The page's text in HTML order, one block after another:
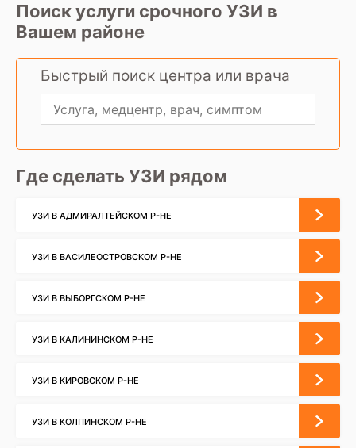
Поиск услуги срочного УЗИ в
Вашем районе
Быстрый поиск центра или врача
Где сделать УЗИ рядом
УЗИ В АДМИРАЛТЕЙСКОМ Р-НЕ
УЗИ В ВАСИЛЕОСТРОВСКОМ Р-НЕ
УЗИ В ВЫБОРГСКОМ Р-НЕ
УЗИ В КАЛИНИНСКОМ Р-НЕ
УЗИ В КИРОВСКОМ Р-НЕ
УЗИ В КОЛПИНСКОМ Р-НЕ